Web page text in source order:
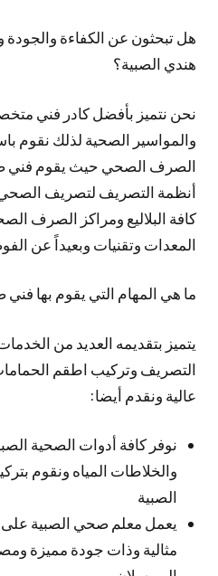
هل تبحثون عن الكفاءة
هندي الصبية؟
نحن نتميز بأفضل كادر فني
والمواسير الصحية لذلك نقوم
الصرف الصحي حيث يقوم فني
أنظمة التصريف لتصريف
كافة البلاليع ومراكز الصرف
المعدات وتقنيات وبعيداً عن
ما هي المهام التي يقوم بها
يتميز بتقديمه العديد من
التصريف وتركيب اطقم
عالية ونقدم أيضا:
نوفر كافة أدوات الصحية
والخلاطات المياه ونقوم
الصبية
يعمل معلم صحي الصبية
مثالية وذات جودة مميزة